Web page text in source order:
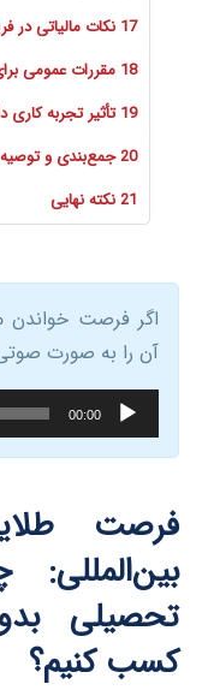
17 نکات مالیاتی در فریلنسینگ
18 مقررات عمومی برای کار دانشجویی در کانادا
19 تأثیر تجربه کاری دانشجویی بر مسیر مهاجرت
20 جمع‌بندی و توصیه پایانی
21 نکته نهایی
اگر فرصت خواندن
آن را به صورت
پخش‌کننده
صوت
00:00
فرصت
تحصیلی
کسب کنیم؟